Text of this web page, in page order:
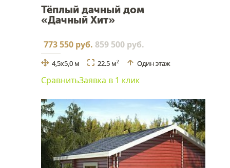
Тёплый дачный дом
«Дачный Хит»
773 550 руб. 859 500 руб.
4,5х5,0 м 22.5 м2 Один этаж
СравнитьЗаявка в 1 клик